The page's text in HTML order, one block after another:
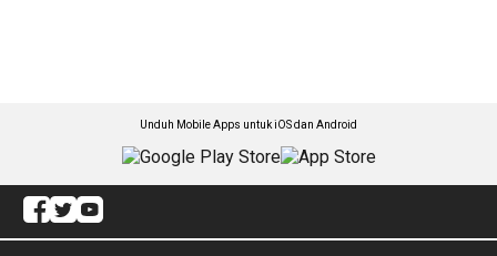
Unduh Mobile Apps untuk iOS dan Android